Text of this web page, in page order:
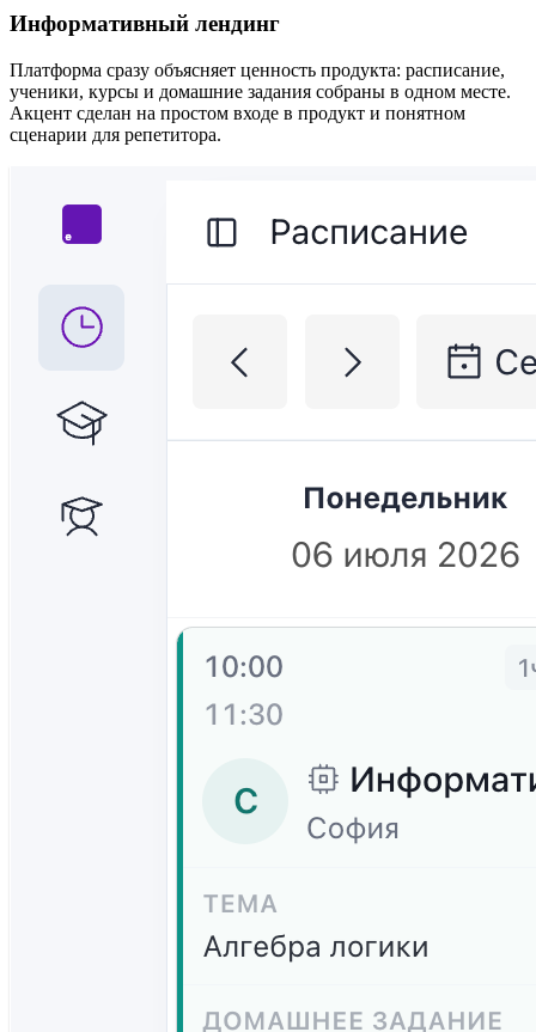
Информативный лендинг
Платформа сразу объясняет ценность продукта: расписание,
ученики, курсы и домашние задания собраны в одном месте.
Акцент сделан на простом входе в продукт и понятном
сценарии для репетитора.